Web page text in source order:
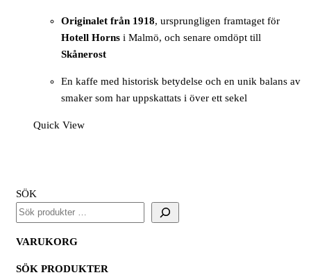
Originalet från 1918, ursprungligen framtaget för
Hotell Horns i Malmö, och senare omdöpt till
Skånerost
En kaffe med historisk betydelse och en unik balans av
smaker som har uppskattats i över ett sekel
Quick View
SÖK
VARUKORG
SÖK PRODUKTER